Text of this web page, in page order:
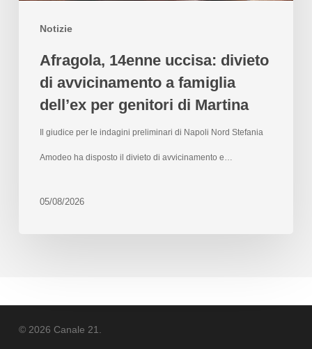
Notizie
Afragola, 14enne uccisa: divieto
di avvicinamento a famiglia
dell’ex per genitori di Martina
Il giudice per le indagini preliminari di Napoli Nord Stefania
Amodeo ha disposto il divieto di avvicinamento e…
05/08/2026
© 2026 Canale 21.